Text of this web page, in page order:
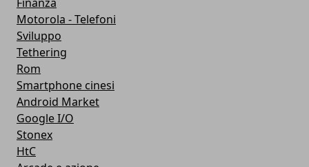
Motorola - Telefoni
Sviluppo
Tethering
Rom
Smartphone cinesi
Android Market
Google I/O
Stonex
HtC